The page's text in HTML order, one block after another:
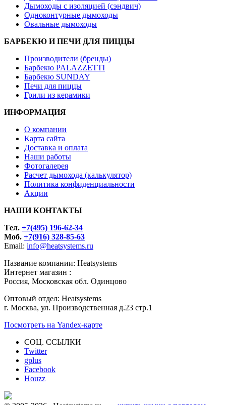
Дымоходы с изоляцией (сэндвич)
Одноконтурные дымоходы
Овальные дымоходы
БАРБЕКЮ И ПЕЧИ ДЛЯ ПИЦЦЫ
Производители (бренды)
Барбекю PALAZZETTI
Барбекю SUNDAY
Печи для пиццы
Грили из керамики
ИНФОРМАЦИЯ
О компании
Карта сайта
Доставка и оплата
Наши работы
Фотогалерея
Расчет дымохода (калькулятор)
Политика конфиденциальности
Акции
НАШИ КОНТАКТЫ
Tел. +7(495) 196-62-34
Моб. +7(916) 328-85-63
Email: info@heatsystems.ru
Название компании: Heatsystems
Интернет магазин :
Россия, Московская обл. Одинцово
Оптовый отдел: Heatsystems
г. Москва, ул. Производственная д.23 стр.1
Посмотреть на Yandex-карте
СОЦ. ССЫЛКИ
Twitter
gplus
Facebook
Houzz